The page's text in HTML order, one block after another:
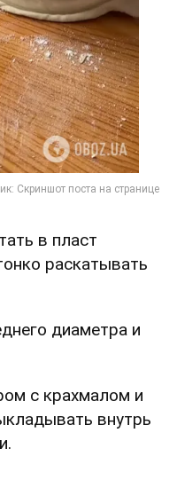
в пласт
раскатывать
диаметра и
с крахмалом и
внутрь